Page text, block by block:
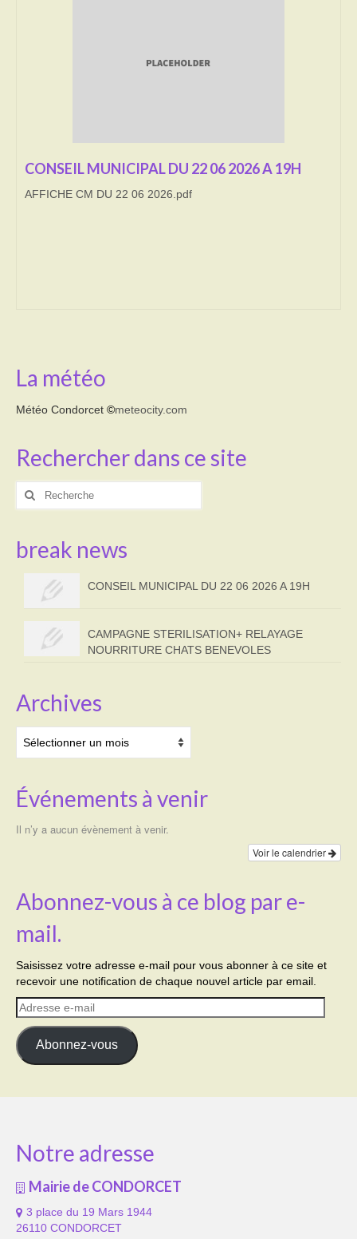
LE BRULAGE DES VEGETAUX
DECHETS VERTS
CONSEIL MUNICIPAL DU 22 06 2026 A 19H
AFFICHE CM DU 22 06 2026.pdf
La météo
Météo Condorcet ©meteocity.com
Rechercher dans ce site
Rechercher
break news
CONSEIL MUNICIPAL DU 22 06 2026 A 19H
CAMPAGNE STERILISATION+ RELAYAGE
NOURRITURE CHATS BENEVOLES
Archives
Événements à venir
Il n’y a aucun évènement à venir.
Voir le calendrier
Abonnez-vous à ce blog par e-
mail.
Saisissez votre adresse e-mail pour vous abonner à ce site et
recevoir une notification de chaque nouvel article par email.
Adresse
e-
mail
Abonnez-vous
Notre adresse
Mairie de CONDORCET
3 place du 19 Mars 1944
26110 CONDORCET